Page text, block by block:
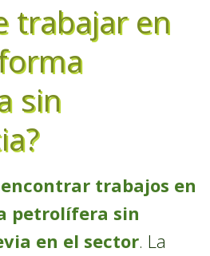
trabajar en
sin
encontrar trabajos en
petrolífera sin
en el sector. La